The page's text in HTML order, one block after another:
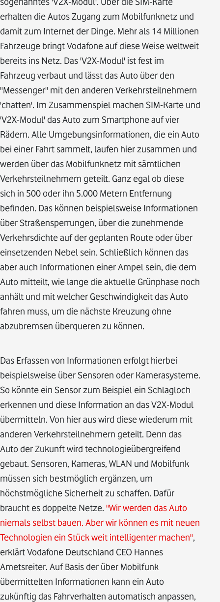
erhalten die Autos Zugang zum Mobilfunknetz und
damit zum Internet der Dinge. Mehr als 14 Millionen
Fahrzeuge bringt Vodafone auf diese Weise weltweit
bereits ins Netz. Das 'V2X-Modul' ist fest im
Fahrzeug verbaut und lässt das Auto über den
"Messenger" mit den anderen Verkehrsteilnehmern
'chatten'. Im Zusammenspiel machen SIM-Karte und
'V2X-Modul' das Auto zum Smartphone auf vier
Rädern. Alle Umgebungsinformationen, die ein Auto
bei einer Fahrt sammelt, laufen hier zusammen und
werden über das Mobilfunknetz mit sämtlichen
Verkehrsteilnehmern geteilt. Ganz egal ob diese
sich in 500 oder ihn 5.000 Metern Entfernung
befinden. Das können beispielsweise Informationen
über Straßensperrungen, über die zunehmende
Verkehrsdichte auf der geplanten Route oder über
einsetzenden Nebel sein. Schließlich können das
aber auch Informationen einer Ampel sein, die dem
Auto mitteilt, wie lange die aktuelle Grünphase noch
anhält und mit welcher Geschwindigkeit das Auto
fahren muss, um die nächste Kreuzung ohne
abzubremsen überqueren zu können.
Das Erfassen von Informationen erfolgt hierbei
beispielsweise über Sensoren oder Kamerasysteme.
So könnte ein Sensor zum Beispiel ein Schlagloch
erkennen und diese Information an das V2X-Modul
übermitteln. Von hier aus wird diese wiederum mit
anderen Verkehrsteilnehmern geteilt. Denn das
Auto der Zukunft wird technologieübergreifend
gebaut. Sensoren, Kameras, WLAN und Mobilfunk
müssen sich bestmöglich ergänzen, um
höchstmögliche Sicherheit zu schaffen. Dafür
braucht es doppelte Netze. "Wir werden das Auto
niemals selbst bauen. Aber wir können es mit neuen
Technologien ein Stück weit intelligenter machen",
erklärt Vodafone Deutschland CEO Hannes
Ametsreiter. Auf Basis der über Mobilfunk
übermittelten Informationen kann ein Auto
zukünftig das Fahrverhalten automatisch anpassen,